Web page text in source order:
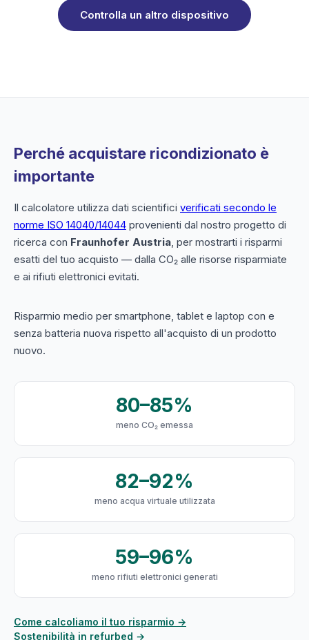
Controlla un altro dispositivo
Perché acquistare ricondizionato è
importante
Il calcolatore utilizza dati scientifici verificati secondo le
norme ISO 14040/14044 provenienti dal nostro progetto di
ricerca con Fraunhofer Austria, per mostrarti i risparmi
esatti del tuo acquisto — dalla CO₂ alle risorse risparmiate
e ai rifiuti elettronici evitati.
Risparmio medio per smartphone, tablet e laptop con e
senza batteria nuova rispetto all'acquisto di un prodotto
nuovo.
80–85%
meno CO₂ emessa
82–92%
meno acqua virtuale utilizzata
59–96%
meno rifiuti elettronici generati
Come calcoliamo il tuo risparmio →
Sostenibilità in refurbed →